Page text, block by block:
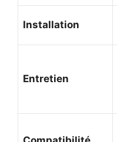
Installation
Entretien